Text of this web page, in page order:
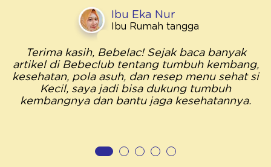
Ibu Eka Nur
Ibu Rumah tangga
Terima kasih, Bebelac! Sejak baca banyak
artikel di Bebeclub tentang tumbuh kembang,
kesehatan, pola asuh, dan resep menu sehat si
Kecil, saya jadi bisa dukung tumbuh
kembangnya dan bantu jaga kesehatannya.